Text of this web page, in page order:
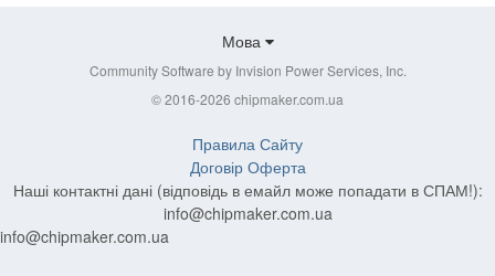
Мова
Community Software by Invision Power Services, Inc.
© 2016-2026 chipmaker.com.ua
Правила Сайту
Договір Оферта
Наші контактні дані (відповідь в емайл може попадати в СПАМ!):
info@chipmaker.com.ua
info@chipmaker.com.ua